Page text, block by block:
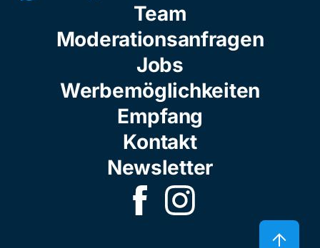
Team
Moderationsanfragen
Jobs
Werbemöglichkeiten
Empfang
Kontakt
Newsletter